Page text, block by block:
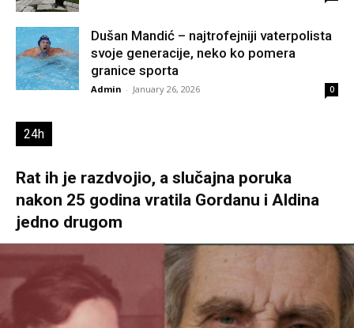
Dušan Mandić – najtrofejniji vaterpolista
svoje generacije, neko ko pomera
granice sporta
Admin - January 26, 2026 0
24h
Rat ih je razdvojio, a slučajna poruka
nakon 25 godina vratila Gordanu i Aldina
jedno drugom